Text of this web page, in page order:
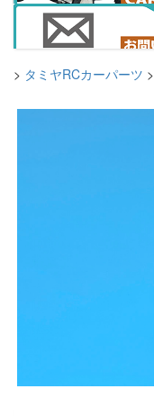
> タミヤRCカーパーツ >